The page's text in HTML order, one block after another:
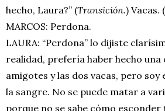
hecho, Laura?” (Transición.) Vacas. (
MARCOS: Perdona.
LAURA: “Perdona” lo dijiste
realidad, prefería haber hecho
amigotes y las dos vacas, pero
la sangre. No se puede matar a
porque no se sabe cómo